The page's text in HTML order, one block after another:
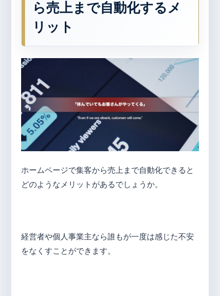
ら売上まで自動化するメ
リット
ホームページで集客から売上まで自動化できると
どのようなメリットがあるでしょうか。
経営者や個人事業主なら誰もが一度は感じた不安
をなくすことができます。